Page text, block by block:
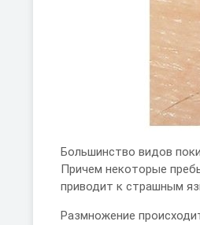
Большинство видов
Причем некоторые
приводит к страшным
Размножение